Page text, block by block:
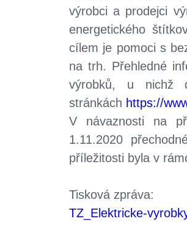
výrobci a prodejci
energetického
cílem je pomoci s
na trh. Přehledné
výrobků, u nichž
stránkách https://
V návaznosti na
1.11.2020
příležitosti byla v
Tisková zpráva:
TZ_Elektricke-